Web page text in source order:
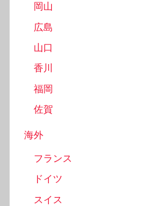
岡山
広島
山口
香川
福岡
佐賀
海外
フランス
ドイツ
スイス